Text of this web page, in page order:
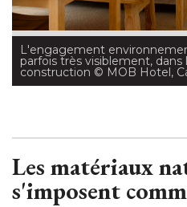
L'engagement
parfois très visiblement, dans
construction © MOB Hotel,
Les matériaux
s'imposent